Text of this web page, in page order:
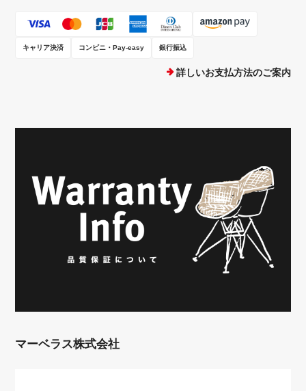
キャリア決済 コンビニ・Pay-easy 銀行振込
詳しいお支払方法のご案内
マーベラス株式会社